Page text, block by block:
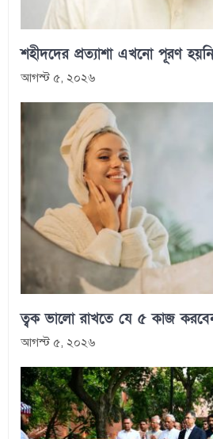
শহীদদের প্রত্যাশা এখনো পূরণ
আগস্ট ৫, ২০২৬
ত্বক ভালো রাখতে যে ৫ কাজ
আগস্ট ৫, ২০২৬